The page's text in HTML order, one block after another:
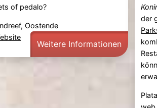
of pedalo?
Oostende
Weitere Informationen
der